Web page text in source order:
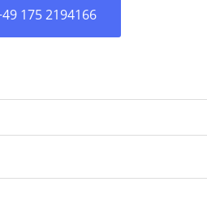
175 2194166